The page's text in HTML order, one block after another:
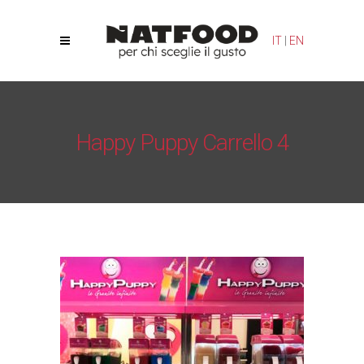
IT EN
Happy Puppy Carrello 4
Le tue preferenze relative alla privacy